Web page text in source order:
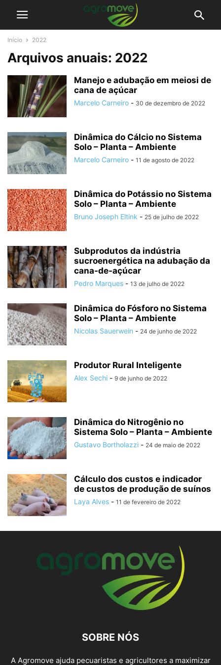
Início 2022
Arquivos anuais: 2022
Manejo e adubação em meiosi de
cana de açúcar
Marcelo Carneiro - 30 de dezembro de 2022
Dinâmica do Cálcio no Sistema
Solo – Planta – Ambiente
Marcelo Carneiro - 11 de agosto de 2022
Dinâmica do Potássio no Sistema
Solo – Planta – Ambiente
Bruno Joseph Eltink - 25 de julho de 2022
Subprodutos da indústria
sucroenergética na adubação da
cana-de-açúcar
Pedro Marques - 13 de julho de 2022
Dinâmica do Fósforo no Sistema
Solo – Planta – Ambiente
Nicolas Sauerwein - 24 de junho de 2022
Produtor Rural Inteligente
Alex Sechi - 9 de junho de 2022
Dinâmica do Nitrogênio no
Sistema Solo – Planta – Ambiente
Gustavo Bortholazzi - 24 de maio de 2022
Cálculo dos custos e indicador
de custos de produção de suínos
Laya Alves - 11 de fevereiro de 2022
SOBRE NÓS
A Agromove ajuda pecuaristas e agricultores a maximizar